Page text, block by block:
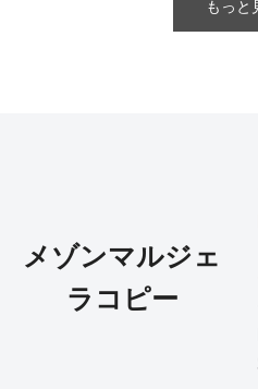
もっと
メゾンマルジェ
ラコピー